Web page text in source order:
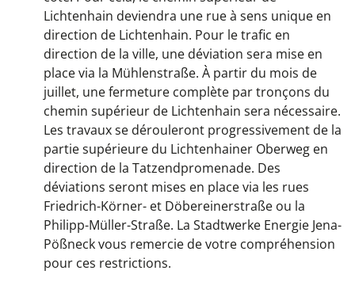
Lichtenhain deviendra une rue à sens unique en
direction de Lichtenhain. Pour le trafic en
direction de la ville, une déviation sera mise en
place via la Mühlenstraße. À partir du mois de
juillet, une fermeture complète par tronçons du
chemin supérieur de Lichtenhain sera nécessaire.
Les travaux se dérouleront progressivement de la
partie supérieure du Lichtenhainer Oberweg en
direction de la Tatzendpromenade. Des
déviations seront mises en place via les rues
Friedrich-Körner- et Döbereinerstraße ou la
Philipp-Müller-Straße. La Stadtwerke Energie Jena-
Pößneck vous remercie de votre compréhension
pour ces restrictions.